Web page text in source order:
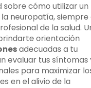
sobre cómo utilizar un
neuropatía, siempre
de la salud.
orientación
adecuadas a tu
evaluar tus síntomas
para maximizar
en el alivio de la